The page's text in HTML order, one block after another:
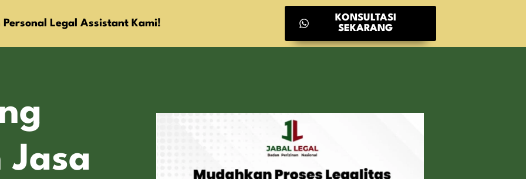
Legal Assistant Kami!
KONSULTASI
SEKARANG